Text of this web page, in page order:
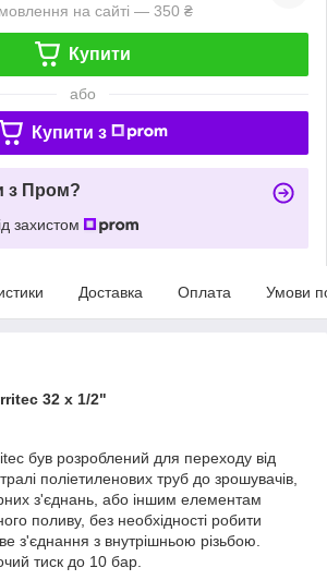
на сайті — 350 ₴
Купити
або
Купити з
з Пром?
захистом
Доставка Оплата Умови
32 x 1/2"
був розроблений для переходу від
поліетиленових труб до зрошувачів,
з'єднань, або іншим елементам
поливу, без необхідності робити
з'єднання з внутрішньою різьбою.
тиск до 10 бар.